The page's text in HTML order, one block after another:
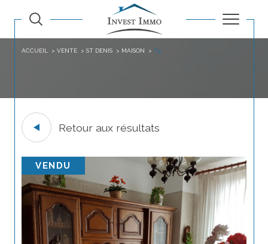
ACCUEIL VENTE ST DENIS MAISON T4
Retour aux résultats
VENDU